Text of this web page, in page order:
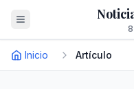
Inicio Artículo